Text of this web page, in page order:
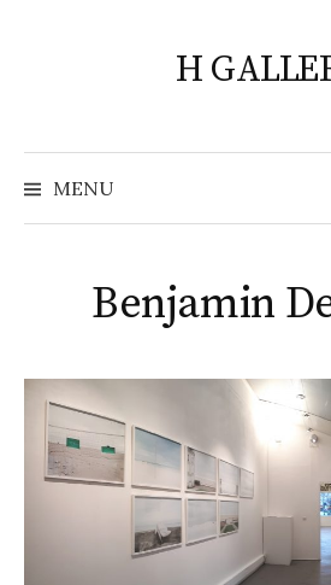
H
MENU
Benjamin